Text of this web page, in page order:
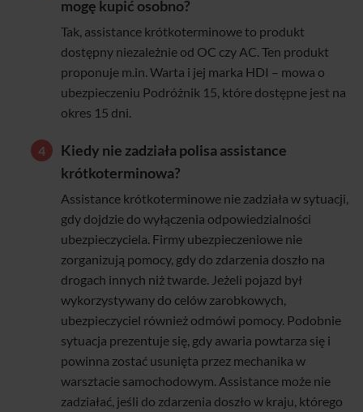
mogę kupić osobno?
Tak, assistance krótkoterminowe to produkt
dostępny niezależnie od OC czy AC. Ten produkt
proponuje m.in. Warta i jej marka HDI – mowa o
ubezpieczeniu Podróżnik 15, które dostępne jest na
okres 15 dni.
Kiedy nie zadziała polisa assistance
krótkoterminowa?
Assistance krótkoterminowe nie zadziała w sytuacji,
gdy dojdzie do wyłączenia odpowiedzialności
ubezpieczyciela. Firmy ubezpieczeniowe nie
zorganizują pomocy, gdy do zdarzenia doszło na
drogach innych niż twarde. Jeżeli pojazd był
wykorzystywany do celów zarobkowych,
ubezpieczyciel również odmówi pomocy. Podobnie
sytuacja prezentuje się, gdy awaria powtarza się i
powinna zostać usunięta przez mechanika w
warsztacie samochodowym. Assistance może nie
zadziałać, jeśli do zdarzenia doszło w kraju, którego